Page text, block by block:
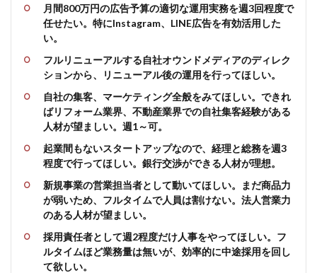
月間800万円の広告予算の適切な運用実務を週3回程度で
任せたい。特にInstagram、LINE広告を有効活用した
い。
フルリニューアルする自社オウンドメディアのディレク
ションから、 リニューアル後の運用を行ってほしい。
自社の集客、マーケティング全般をみてほしい。できれ
ばリフォーム業界、不動産業界での自社集客経験がある
人材が望ましい。週1～可。
起業間もないスタートアップなので、 経理と総務を週3
程度で行ってほしい。銀行交渉ができる人材が理想。
新規事業の営業担当者として動いてほしい。まだ商品力
が弱いため、フルタイムで人員は割けない。法人営業力
のある人材が望ましい。
採用責任者として週2程度だけ人事をやってほしい。フ
ルタイムほど業務量は無いが、効率的に中途採用を回し
て欲しい。